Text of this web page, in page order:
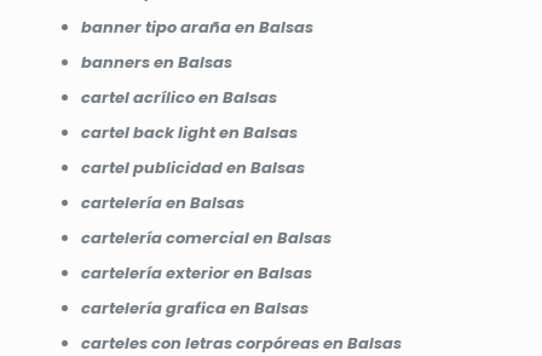
banner tipo araña en Balsas
banners en Balsas
cartel acrílico en Balsas
cartel back light en Balsas
cartel publicidad en Balsas
cartelería en Balsas
cartelería comercial en Balsas
cartelería exterior en Balsas
cartelería grafica en Balsas
carteles con letras corpóreas en Balsas